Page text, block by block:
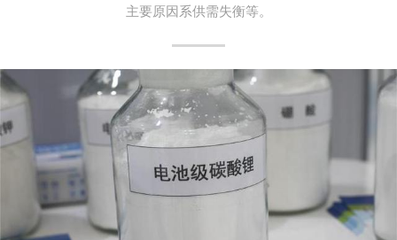
主要原因系供需失衡等。